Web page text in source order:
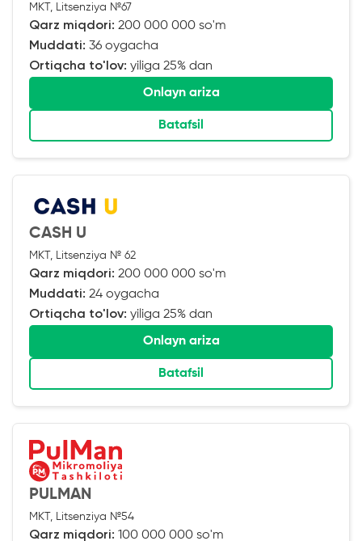
MKT, Litsenziya №67
Qarz miqdori: 200 000 000 so'm
Muddati: 36 oygacha
Ortiqcha to'lov: yiliga 25% dan
Onlayn ariza
Batafsil
CASH U
MKT, Litsenziya № 62
Qarz miqdori: 200 000 000 so'm
Muddati: 24 oygacha
Ortiqcha to'lov: yiliga 25% dan
Onlayn ariza
Batafsil
PULMAN
MKT, Litsenziya №54
Qarz miqdori: 100 000 000 so'm